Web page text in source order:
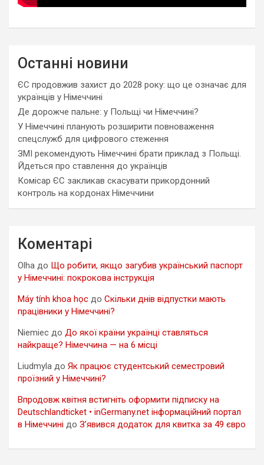
Останні новини
ЄС продовжив захист до 2028 року: що це означає для
українців у Німеччині
Де дорожче пальне: у Польщі чи Німеччині?
У Німеччині планують розширити повноваження
спецслужб для цифрового стеження
ЗМІ рекомендують Німеччині брати приклад з Польщі.
Йдеться про ставлення до українців
Комісар ЄС закликав скасувати прикордонний
контроль на кордонах Німеччини
Коментарі
Olha до Що робити, якщо загубив український паспорт
у Німеччині: покрокова інструкція
Máy tính khoa học до Скільки днів відпустки мають
працівники у Німеччині?
Niemiec до До якої країни українці ставляться
найкраще? Німеччина — на 6 місці
Liudmyla до Як працює студентський семестровий
проїзний у Німеччині?
Впродовж квітня встигніть оформити підписку на
Deutschlandticket • inGermany.net інформаційний портал
в Німеччині до З’явився додаток для квитка за 49 євро